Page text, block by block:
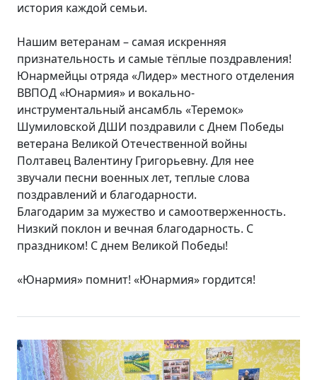
история каждой семьи.
Нашим ветеранам – самая искренняя
признательность и самые тёплые поздравления!
Юнармейцы отряда «Лидер» местного отделения
ВВПОД «Юнармия» и вокально-
инструментальный ансамбль «Теремок»
Шумиловской ДШИ поздравили с Днем Победы
ветерана Великой Отечественной войны
Полтавец Валентину Григорьевну. Для нее
звучали песни военных лет, теплые слова
поздравлений и благодарности.
Благодарим за мужество и самоотверженность.
Низкий поклон и вечная благодарность. С
праздником! С днем Великой Победы!
«Юнармия» помнит! «Юнармия» гордится!